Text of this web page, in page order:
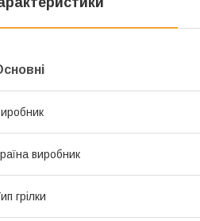
виробник
грілки